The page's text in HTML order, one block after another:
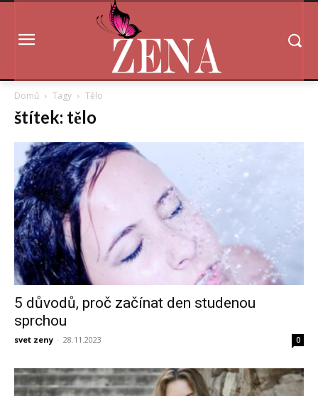
Domů Tagy Tělo
štítek: tělo
5 důvodů, proč začínat den studenou
sprchou
svet zeny - 28.11.2023 0